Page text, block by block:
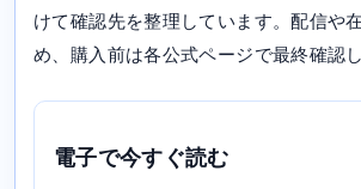
けて確認先を整理しています。配信や
め、購入前は各公式ページで最終確認
電子で今すぐ読む